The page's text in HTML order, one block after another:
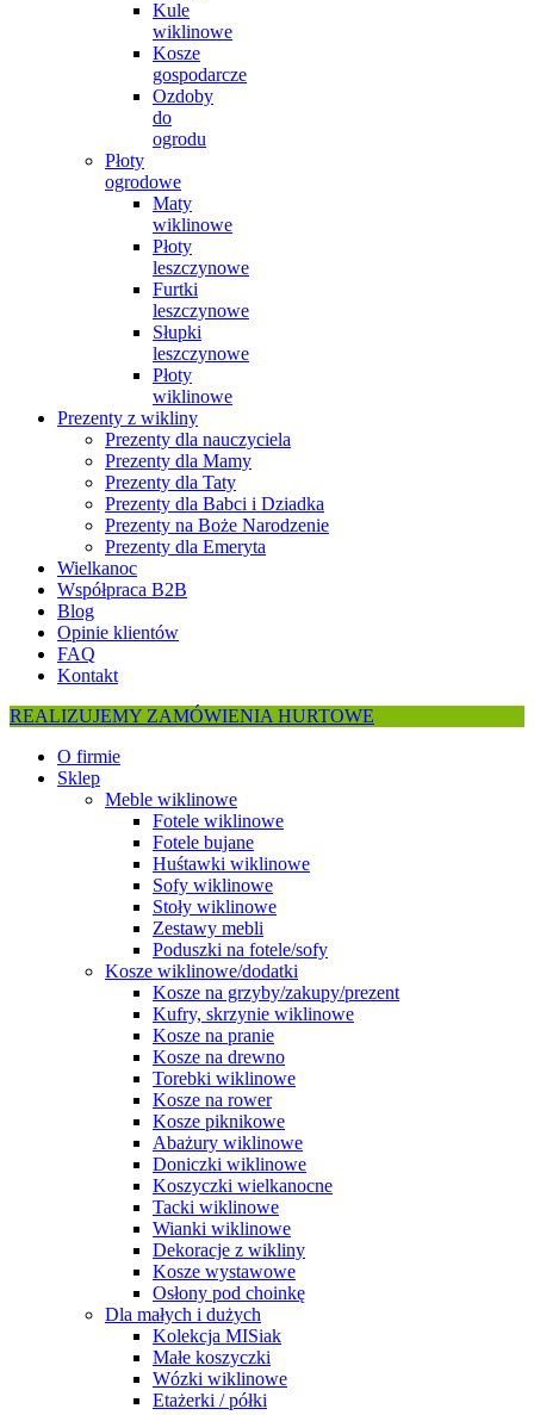
Kule
wiklinowe
Kosze
gospodarcze
Ozdoby
do
ogrodu
Płoty
ogrodowe
Maty
wiklinowe
Płoty
leszczynowe
Furtki
leszczynowe
Słupki
leszczynowe
Płoty
wiklinowe
Prezenty z wikliny
Prezenty dla nauczyciela
Prezenty dla Mamy
Prezenty dla Taty
Prezenty dla Babci i Dziadka
Prezenty na Boże Narodzenie
Prezenty dla Emeryta
Wielkanoc
Współpraca B2B
Blog
Opinie klientów
FAQ
Kontakt
REALIZUJEMY ZAMÓWIENIA HURTOWE
O firmie
Sklep
Meble wiklinowe
Fotele wiklinowe
Fotele bujane
Huśtawki wiklinowe
Sofy wiklinowe
Stoły wiklinowe
Zestawy mebli
Poduszki na fotele/sofy
Kosze wiklinowe/dodatki
Kosze na grzyby/zakupy/prezent
Kufry, skrzynie wiklinowe
Kosze na pranie
Kosze na drewno
Torebki wiklinowe
Kosze na rower
Kosze piknikowe
Abażury wiklinowe
Doniczki wiklinowe
Koszyczki wielkanocne
Tacki wiklinowe
Wianki wiklinowe
Dekoracje z wikliny
Kosze wystawowe
Osłony pod choinkę
Dla małych i dużych
Kolekcja MISiak
Małe koszyczki
Wózki wiklinowe
Etażerki / półki